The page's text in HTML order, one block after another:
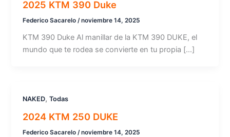
2025 KTM 390 Duke
Federico Sacarelo /noviembre 14, 2025
KTM 390 Duke Al manillar de la KTM 390 DUKE, el
mundo que te rodea se convierte en tu propia […]
NAKED,Todas
2024 KTM 250 DUKE
Federico Sacarelo/noviembre 14, 2025